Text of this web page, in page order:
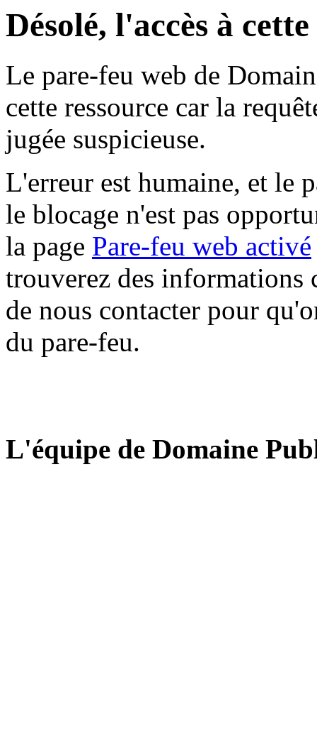
Désolé, l'accès à
Le pare-feu web de
cette ressource car la
jugée suspicieuse.
L'erreur est humaine, et le
le blocage n'est pas
la page Pare-feu web activé
trouverez des informations
de nous contacter pour
du pare-feu.
L'équipe de Domaine